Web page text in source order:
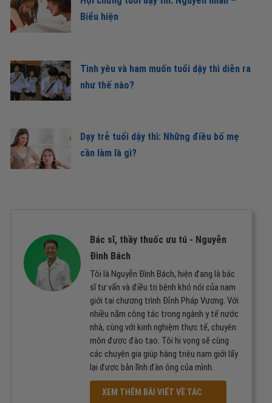
Biểu hiện
Tình yêu và ham muốn tuổi dậy thì diễn ra
như thế nào?
Dạy trẻ tuổi dậy thì: Những điều bố mẹ
cần làm là gì?
Bác sĩ, thầy thuốc ưu tú - Nguyễn
Đình Bách
Tôi là Nguyễn Đình Bách, hiện đang là bác
sĩ tư vấn và điều trị bệnh khó nói của nam
giới tại chương trình Đỉnh Pháp Vương. Với
nhiều năm công tác trong ngành y tế nước
nhà, cùng với kinh nghiệm thực tế, chuyên
môn được đào tạo. Tôi hi vọng sẽ cùng
các chuyên gia giúp hàng triệu nam giới lấy
lại được bản lĩnh đàn ông của mình.
XEM THÊM BÀI VIẾT VỀ TÁC